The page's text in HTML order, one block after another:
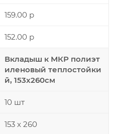
159.00 р
152.00 р
Вкладыш к МКР полиэт
иленовый теплостойки
й, 153x260см
10 шт
153 x 260